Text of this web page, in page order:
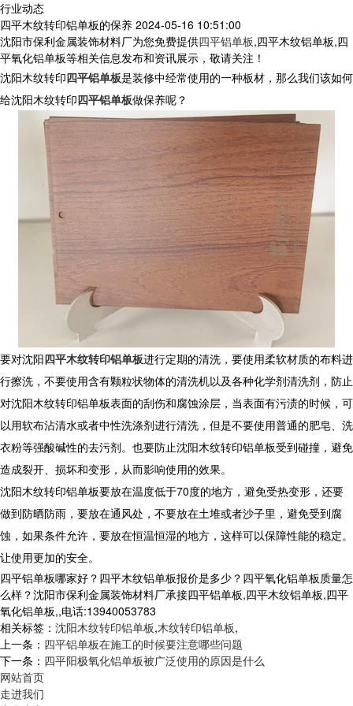
行业动态
四平木纹转印铝单板的保养 2024-05-16 10:51:00
沈阳市保利金属装饰材料厂为您免费提供四平铝单板,四平木纹铝单板,四
平氧化铝单板等相关信息发布和资讯展示，敬请关注！
沈阳木纹转印四平铝单板是装修中经常使用的一种板材，那么我们该如何
给沈阳木纹转印四平铝单板做保养呢？
要对沈阳四平木纹转印铝单板进行定期的清洗，要使用柔软材质的布料进
行擦洗，不要使用含有颗粒状物体的清洗机以及各种化学剂清洗剂，防止
对沈阳木纹转印铝单板表面的刮伤和腐蚀涂层，当表面有污渍的时候，可
以用软布沾清水或者中性洗涤剂进行清洗，但是不要使用普通的肥皂、洗
衣粉等强酸碱性的去污剂。也要防止沈阳木纹转印铝单板受到碰撞，避免
造成裂开、损坏和变形，从而影响使用的效果。
沈阳木纹转印铝单板要放在温度低于70度的地方，避免受热变形，还要
做到防晒防雨，要放在通风处，不要放在土堆或者沙子里，避免受到腐
蚀，如果条件允许，要放在恒温恒湿的地方，这样可以保障性能的稳定。
让使用更加的安全。
四平铝单板哪家好？四平木纹铝单板报价是多少？四平氧化铝单板质量怎
么样？沈阳市保利金属装饰材料厂承接四平铝单板,四平木纹铝单板,四平
氧化铝单板,,电话:13940053783
相关标签： 沈阳木纹转印铝单板,木纹转印铝单板,
上一条： 四平铝单板在施工的时候要注意哪些问题
下一条： 四平阳极氧化铝单板被广泛使用的原因是什么
网站首页
走进我们